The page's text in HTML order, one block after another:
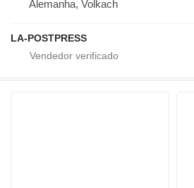
Alemanha, Volkach
LA-POSTPRESS